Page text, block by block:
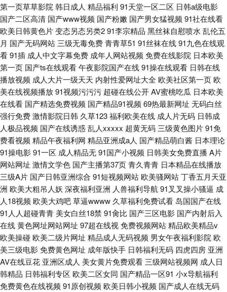
第一页草草影院 韩日成人 精品福利 91天堂一区二区 日韩a级电影
国产二区高清 国产www视频 国产粉嫩 国产男女猛视频 91社在线看
欧美日韩黄色片变态另态另类291李宗精品 黑丝袜自慰喷水 乱伦五
月 国产无码网站 三级无毒免费青青草51 91丝袜在线91九色在线观
看91插 成人中文字幕免费 成年人网站视频 免费在线影院 日本欧美
第一页 国产ts在线观看午夜影院国产在线91操在线观看 日韩在线
播放视频 成人大片一级天天 内射性爱网址大全 欧美社区第一页 欧
美在线视频播放91视频污污污 超碰在线公开AV蜜桃吃瓜 日本欧美
在线看 国产精选免费视频 国产精品91视频 69热最新网址 无码白丝
强行免费激情影院日韩 久草123福利欧美在线 成人片无码 日韩成
人极品视频 国产在线诱惑乱人xxxxx 超黄无码 三级黄色图片91免
费看视频 精品午夜福利网 精品亚洲成a人 国产精品萌白酱 日本理论
91操电影91一区 成人精品无91国产小视频 日韩美女免费直播 A片
网站网址 激情文学色 国产主播第37页青久青青 日本精品在线播放
三级A片 国产日韩亚洲综合 91短视频网站 欧美骚网站丁香五月天亚
洲 欧美大粗吊人妖 深夜福利亚洲 人兽福利导航 91叉叉操小骚逼 成
人18视频 欧美大鸡吧草逼wwww 久草福利免费试看 岛国国产在线
91人人超碰青青 美女白丝18禁 91肏比 国产三区电影 国产内射后入
在线黄色网址网站网址 97超在线视免费视频网站精品欧美精品v
欧美操碰 欧美二级片网址 精品成人无码视频 男女午夜福利影院 欧
美三级电影免费黄色网址 成年版快手 日韩福利无码 四虎四房 亚洲
AV在线豆花 亚洲区成人 美女黄片免费观看 三级网站视频网 成人日
韩精品 日韩福利专区 欧美二区女同 国产精品一区91 小x导航福利
免费黄色在线视频 91原创视频 欧美日韩小视频 国产成人在线无码